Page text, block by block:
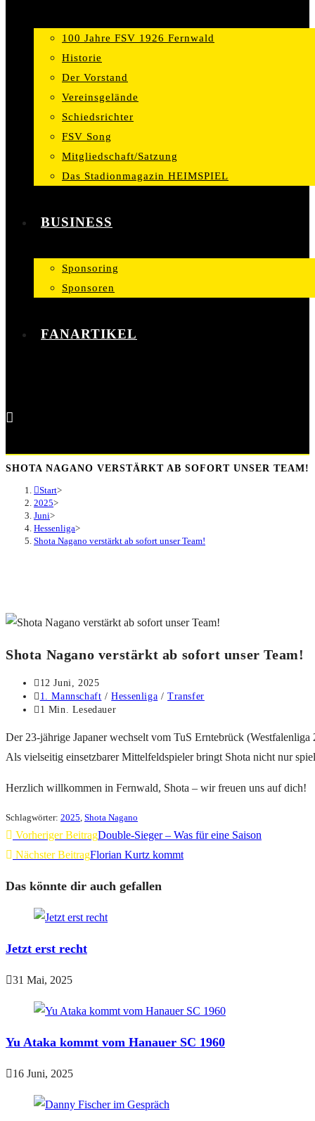
100 Jahre FSV 1926 Fernwald
Historie
Der Vorstand
Vereinsgelände
Schiedsrichter
FSV Song
Mitgliedschaft/Satzung
Das Stadionmagazin HEIMSPIEL
BUSINESS
Sponsoring
Sponsoren
FANARTIKEL
SHOTA NAGANO VERSTÄRKT AB SOFORT UNSER TEAM!
Start>
2025>
Juni>
Hessenliga>
Shota Nagano verstärkt ab sofort unser Team!
Shota Nagano verstärkt ab sofort unser Team!
12 Juni, 2025
1. Mannschaft / Hessenliga / Transfer
1 Min. Lesedauer
Der 23-jährige Japaner wechselt vom TuS Erntebrück (Westfalenliga
Als vielseitig einsetzbarer Mittelfeldspieler bringt Shota nicht nur
Herzlich willkommen in Fernwald, Shota – wir freuen uns auf dich!
Schlagwörter: 2025 Shota Nagano
Vorheriger BeitragDouble-Sieger – Was für eine Saison
Nächster BeitragFlorian Kurtz kommt
Das könnte dir auch gefallen
Jetzt erst recht
31 Mai, 2025
Yu Ataka kommt vom Hanauer SC 1960
16 Juni, 2025